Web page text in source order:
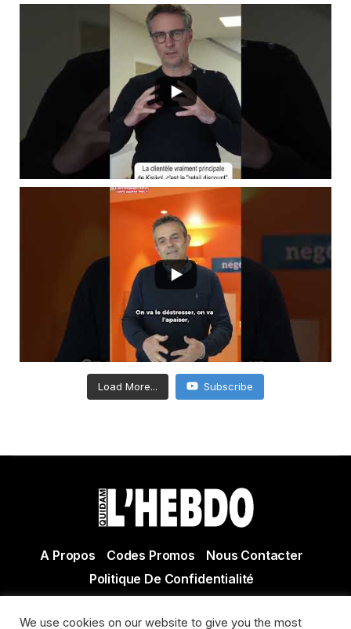
Load More... Subscribe
A Propos Codes Promos
Nous Contacter
Politique De Confidentialité
We use cookies on our website to give you the most